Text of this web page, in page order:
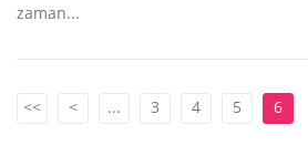
zaman...
<< < ... 3 4 5 6